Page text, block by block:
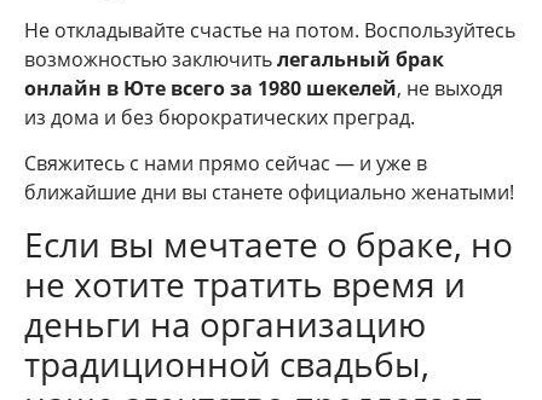
Не откладывайте счастье на потом. Воспользуйтесь
возможностью заключитьлегальный брак
онлайн в Юте всего за 1980 шекелей, не выходя
из дома и без бюрократических преград.
Свяжитесь с нами прямо сейчас — и уже в
ближайшие дни вы станете официально женатыми!
Если вы мечтаете о браке, но
не хотите тратить время и
деньги на организацию
традиционной свадьбы,